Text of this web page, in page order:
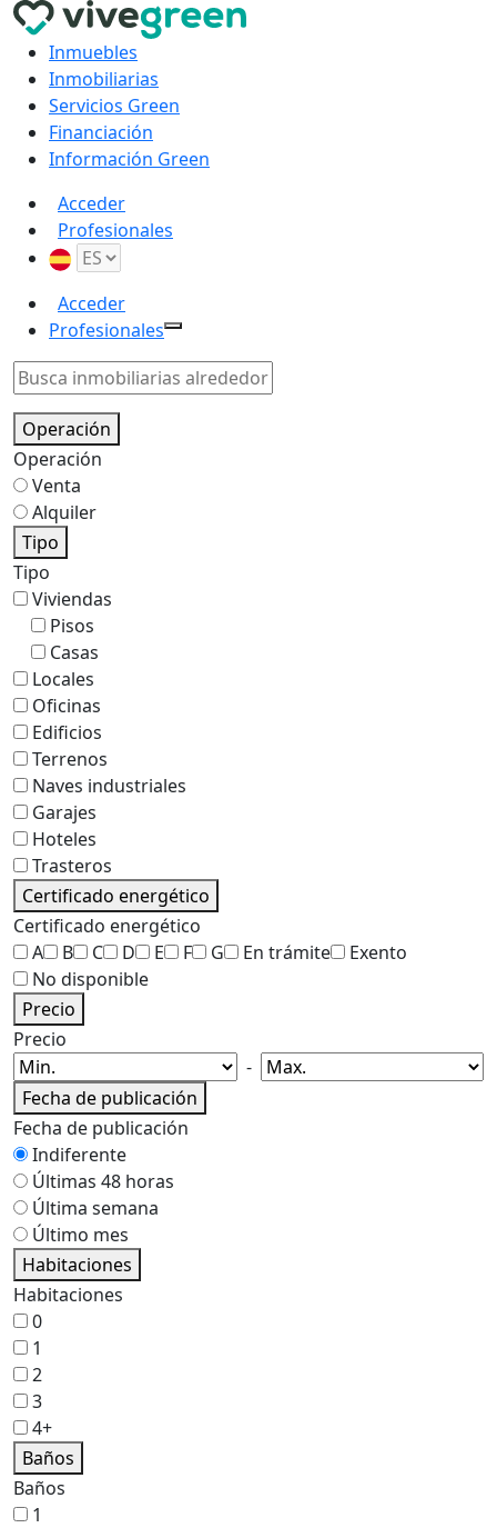
Inmuebles
Inmobiliarias
Servicios Green
Financiación
Información Green
Acceder
Profesionales
Acceder
Profesionales
Operación
Operación
Venta
Alquiler
Tipo
Tipo
Viviendas
Pisos
Casas
Locales
Oficinas
Edificios
Terrenos
Naves industriales
Garajes
Hoteles
Trasteros
Certificado energético
Certificado energético
A
B C D E F G En trámite
Exento
No disponible
Precio
Precio
-
Fecha de publicación
Fecha de publicación
Indiferente
Últimas 48 horas
Última semana
Último mes
Habitaciones
Habitaciones
0
1
2
3
4+
Baños
Baños
1